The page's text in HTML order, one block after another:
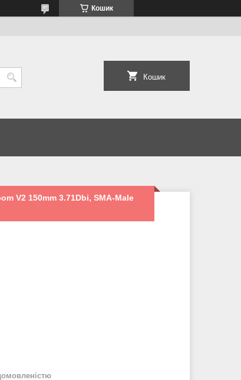
Кошик
Кошик
V2 150mm 3.71Dbi, SMA-Male